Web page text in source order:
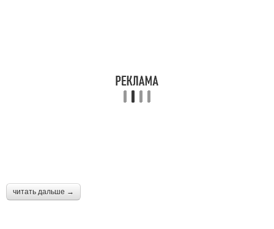
читать дальше →